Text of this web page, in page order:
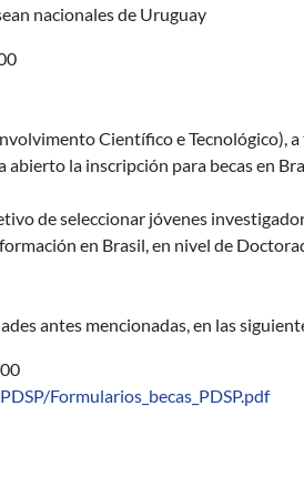
nacionales de Uruguay
del Consejo Nacional de
Científico e Tecnológico),
la inscripción para becas en
de seleccionar jóvenes
en Brasil, en nivel de
antes mencionadas, en las
Formularios_becas_PDSP.pdf
y Medios Audiovisuales